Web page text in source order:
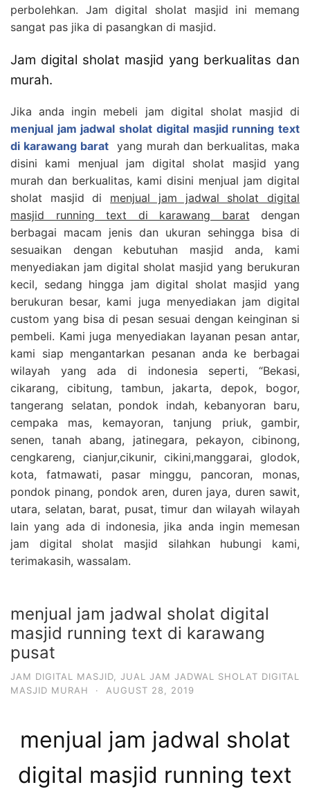
perbolehkan. Jam digital sholat masjid ini memang
sangat pas jika di pasangkan di masjid.
Jam digital sholat masjid yang berkualitas dan
murah.
Jika anda ingin mebeli jam digital sholat masjid di
menjual jam jadwal sholat digital masjid running text
di karawang barat yang murah dan berkualitas, maka
disini kami menjual jam digital sholat masjid yang
murah dan berkualitas, kami disini menjual jam digital
sholat masjid di menjual jam jadwal sholat digital
masjid running text di karawang barat dengan
berbagai macam jenis dan ukuran sehingga bisa di
sesuaikan dengan kebutuhan masjid anda, kami
menyediakan jam digital sholat masjid yang berukuran
kecil, sedang hingga jam digital sholat masjid yang
berukuran besar, kami juga menyediakan jam digital
custom yang bisa di pesan sesuai dengan keinginan si
pembeli. Kami juga menyediakan layanan pesan antar,
kami siap mengantarkan pesanan anda ke berbagai
wilayah yang ada di indonesia seperti, “Bekasi,
cikarang, cibitung, tambun, jakarta, depok, bogor,
tangerang selatan, pondok indah, kebanyoran baru,
cempaka mas, kemayoran, tanjung priuk, gambir,
senen, tanah abang, jatinegara, pekayon, cibinong,
cengkareng, cianjur,cikunir, cikini,manggarai, glodok,
kota, fatmawati, pasar minggu, pancoran, monas,
pondok pinang, pondok aren, duren jaya, duren sawit,
utara, selatan, barat, pusat, timur dan wilayah wilayah
lain yang ada di indonesia, jika anda ingin memesan
jam digital sholat masjid silahkan hubungi kami,
terimakasih, wassalam.
menjual jam jadwal sholat digital
masjid running text di karawang
pusat
JAM DIGITAL MASJID
JUAL JAM JADWAL SHOLAT DIGITAL
MASJID MURAH
· AUGUST 28, 2019
menjual jam jadwal sholat
digital masjid running text